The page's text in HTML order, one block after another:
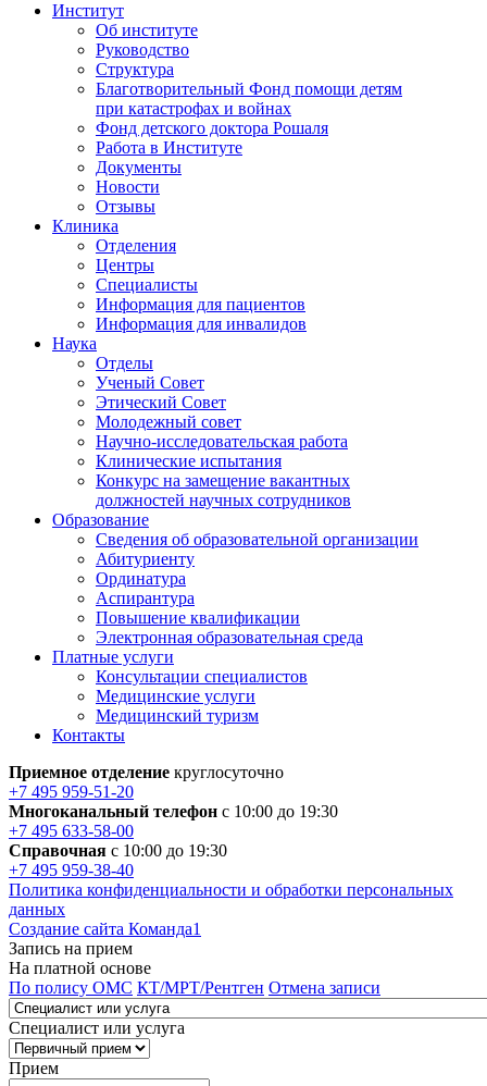
Институт
Об институте
Руководство
Структура
Благотворительный Фонд помощи детям
при катастрофах и войнах
Фонд детского доктора Рошаля
Работа в Институте
Документы
Новости
Отзывы
Клиника
Отделения
Центры
Специалисты
Информация для пациентов
Информация для инвалидов
Наука
Отделы
Ученый Совет
Этический Совет
Молодежный совет
Научно-исследовательская работа
Клинические испытания
Конкурс на замещение вакантных
должностей научных сотрудников
Образование
Сведения об образовательной организации
Абитуриенту
Ординатура
Аспирантура
Повышение квалификации
Электронная образовательная среда
Платные услуги
Консультации специалистов
Медицинские услуги
Медицинский туризм
Контакты
Приемное отделение круглосуточно
+7 495 959-51-20
Многоканальный телефон с 10:00 до 19:30
+7 495 633-58-00
Справочная с 10:00 до 19:30
+7 495 959-38-40
Политика конфиденциальности и обработки персональных
данных
Создание сайта Команда1
Запись на прием
На платной основе
По полису ОМС КТ/МРТ/Рентген Отмена записи
Специалист или услуга
Прием